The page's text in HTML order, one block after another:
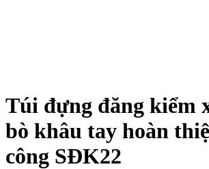
Túi đựng đăng kiểm
bò khâu tay hoàn
công SĐK22